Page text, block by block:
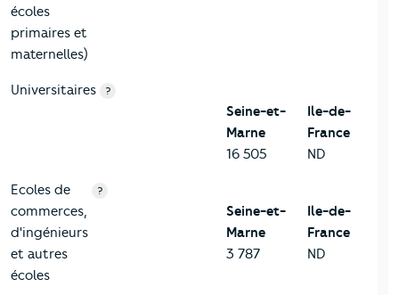
écoles
primaires et
maternelles)
Universitaires ?
Seine-et-
Marne
16 505
Ile-de-
France
ND
Ecoles de
commerces,
d'ingénieurs
et autres
écoles
?
Seine-et-
Marne
3 787
Ile-de-
France
ND